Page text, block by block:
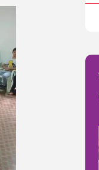
(opcional)
de minhas informações
e compreendo que
quaisquer trocas que